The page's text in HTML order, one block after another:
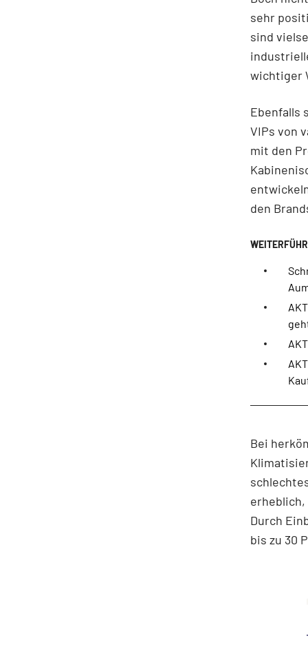
sehr
sind
wichtiger
Ebenfalls
VIPs von
mit den
den
Bei
erheblich,
Durch
bis zu 30